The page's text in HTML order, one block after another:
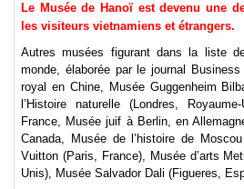
Le Musée de Hanoï est devenu une
les visiteurs vietnamiens et étrangers.
Autres musées figurant dans la liste
monde, élaborée par le journal
royal en Chine, Musée Guggenheim
l’Histoire naturelle (Londres,
France, Musée juif à Berlin, en
Canada, Musée de l’histoire de
Vuitton (Paris, France), Musée d’arts
Unis), Musée Salvador Dali (Figueres,